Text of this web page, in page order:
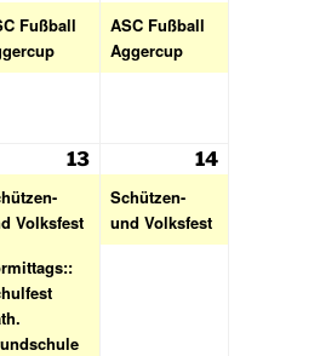
Fußball
ASC Fußball
Aggercup
13
Volksfest
14
Schützen-
und Volksfest